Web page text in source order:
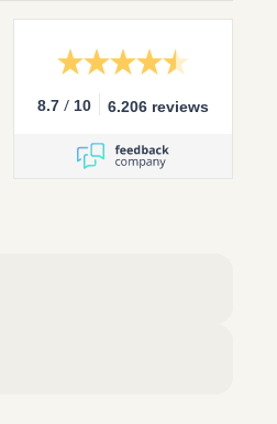
8.7 / 10 6.206 reviews